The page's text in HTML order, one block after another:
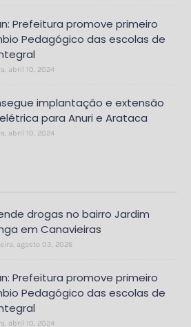
Prefeitura promove primeiro
Pedagógico das escolas de
abril 10, 2024
implantação e extensão
para Anuri e Arataca
abril 10, 2024
drogas no bairro Jardim
em Canavieiras
agosto 03, 2026
Prefeitura promove primeiro
Pedagógico das escolas de
abril 10, 2024